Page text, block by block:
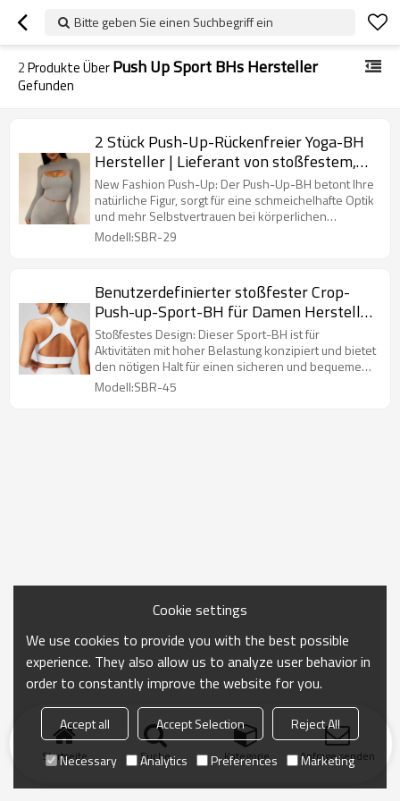
Bitte geben Sie einen Suchbegriff ein
2Produkte ÜberPush Up Sport BHs Hersteller
Gefunden
2 Stück Push-Up-Rückenfreier Yoga-BH
Hersteller | Lieferant von stoßfestem,
schnell trocknendem Sport-BH
New Fashion Push-Up: Der Push-Up-BH betont Ihre
natürliche Figur, sorgt für eine schmeichelhafte Optik
und mehr Selbstvertrauen bei körperlichen
Aktivitäten.
Modell:SBR-29
Benutzerdefinierter stoßfester Crop-
Push-up-Sport-BH für Damen Hersteller
| Lieferant von Gym Workout Top Sport-
BHs
Stoßfestes Design: Dieser Sport-BH ist für
Aktivitäten mit hoher Belastung konzipiert und bietet
den nötigen Halt für einen sicheren und bequemen
Sitz.
Modell:SBR-45
Startseite Suche Kategorie Anfrage senden
Cookie settings
We use cookies to provide you with the best possible
experience. They also allow us to analyze user behavior in
order to constantly improve the website for you.
Accept all Accept Selection
Reject All
Necessary
Analytics Preferences Marketing